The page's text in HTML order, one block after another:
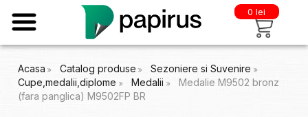
0 lei
Acasa Catalog produse
Sezoniere si Suvenire
Cupe,medalii,diplome
Medalii
Medalie M9502 bronz
(fara panglica) M9502FP BR